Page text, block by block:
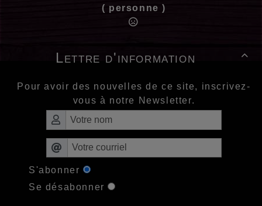
( personne )

Lettre d'information
Pour avoir des nouvelles de ce site, inscrivez-
vous à notre Newsletter.
S'abonner
Se désabonner